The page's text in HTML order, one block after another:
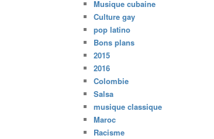
Musique cubaine
Culture gay
pop latino
Bons plans
2015
2016
Colombie
Salsa
musique classique
Maroc
Racisme